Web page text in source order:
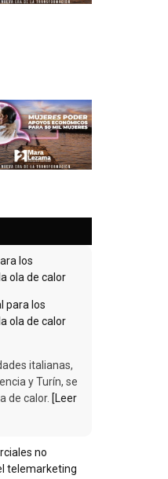
los
ola de calor
italianas,
y Turín, se
de calor. [Leer
no
telemarketing